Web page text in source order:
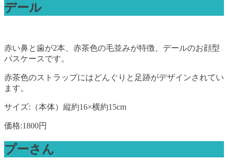
デール
赤い鼻と歯が2本、赤茶色の毛並みが特徴、デールのお顔型
パスケースです。
赤茶色のストラップにはどんぐりと足跡がデザインされてい
ます。
サイズ:（本体）縦約16×横約15cm
価格:1800円
プーさん